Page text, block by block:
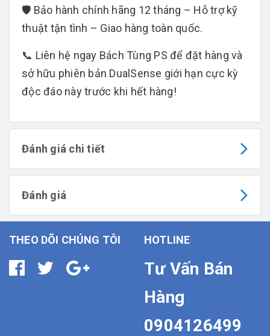
🛡️ Bảo hành chính hãng 12 tháng – Hỗ trợ kỹ
thuật tận tình – Giao hàng toàn quốc.
📞 Liên hệ ngay Bách Tùng PS để đặt hàng và
sở hữu phiên bản DualSense giới hạn cực kỳ
độc đáo này trước khi hết hàng!
Đánh giá chi tiết
Đánh giá
THEO DÕI CHÚNG TÔI HOTLINE
Tư Vấn Bán
Hàng
0904126499